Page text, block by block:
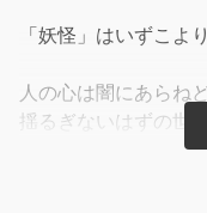
「妖怪」はいずこよ
人の心は闇にあらねど
揺るぎないはずの世
その裂け目から恠（